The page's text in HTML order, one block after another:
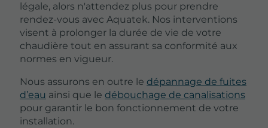
légale, alors n'attendez plus pour prendre
rendez-vous avec Aquatek. Nos interventions
visent à prolonger la durée de vie de votre
chaudière tout en assurant sa conformité aux
normes en vigueur.
Nous assurons en outre le dépannage de fuites
d’eau ainsi que le débouchage de canalisations
pour garantir le bon fonctionnement de votre
installation.